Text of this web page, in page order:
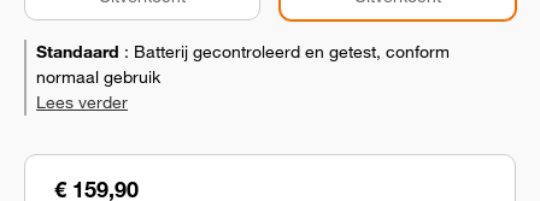
€ 159,90
Standaard : Batterij gecontroleerd en getest, conform
normaal gebruik
Lees verder